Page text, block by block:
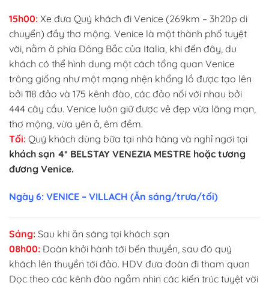
15h00: Xe đưa Quý khách đi Venice (269km – 3h20p di
chuyển) đầy thơ mộng. Venice là một thành phố tuyệt
vời, nằm ở phía Đông Bắc của Italia, khi đến đây, du
khách có thể hình dung một cách tổng quan Venice
trông giống như một mạng nhện khổng lồ được tạo lên
bởi 118 đảo và 175 kênh đào, các đảo nối với nhau bởi
444 cây cầu. Venice luôn giữ được vẻ đẹp vừa lãng mạn,
thơ mộng, vừa yên ả, êm đềm.
Tối: Quý khách dùng bữa tại nhà hàng và nghỉ ngơi tại
khách sạn 4* BELSTAY VENEZIA MESTRE hoặc tương
đương Venice.
Ngày 6: VENICE – VILLACH (Ăn sáng/trưa/tối)
Sáng: Sau khi ăn sáng tại khách sạn
08h00: Đoàn khởi hành tới bến thuyền, sau đó quý
khách lên thuyền tới đảo. HDV đưa đoàn đi tham quan
Dọc theo các kênh đào ngắm nhìn các kiến trúc tuyệt vời